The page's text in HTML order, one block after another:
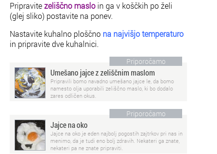
Pripravitezeliščno maslo in ga v koščkih po želi
(glej sliko) postavite na ponev.
Nastavite kuhalno ploščno na najvišjo temperaturo
in pripravite dve kuhalnici.
Priporočamo
Umešano jajce z zeliščnim maslom
Pripravili bomo navadno umešano jajce le, da bomo
namesto olja uporabili zeliščno maslo, ki bo dodalo
zares odličen okus.
Priporočamo
Jajce na oko
Jajce na oko je eden najbolj pogostih zajtrkov pri nas in
menimo, da je tudi eno bolj zdravih. Nekateri ga znate,
nekateri pa ne znate pripraviti.